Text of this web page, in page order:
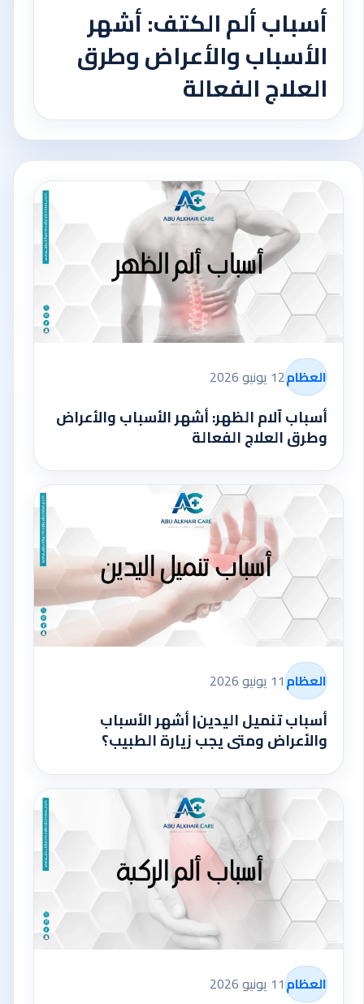
أسباب ألم الكتف: أشهر
الأسباب والأعراض وطرق
العلاج الفعالة
العظام12 يونيو 2026
أسباب آلام الظهر: أشهر الأسباب والأعراض
وطرق العلاج الفعالة
العظام11 يونيو 2026
أسباب تنميل اليدين| أشهر الأسباب
والأعراض ومتى يجب زيارة الطبيب؟
العظام11 يونيو 2026